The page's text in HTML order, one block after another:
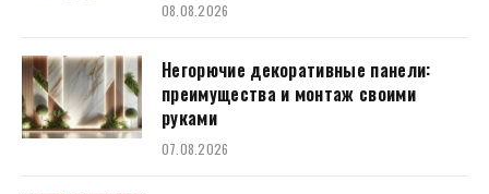
08.08.2026
Негорючие декоративные панели:
преимущества и монтаж своими
руками
07.08.2026